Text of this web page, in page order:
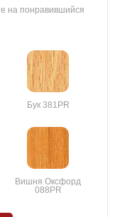
на понравившийся
Бук 381PR
Вишня Оксфорд
088PR